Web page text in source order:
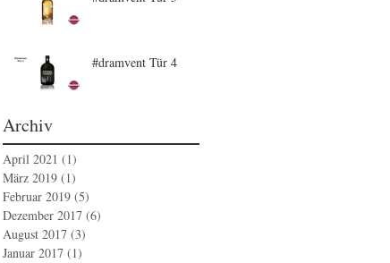
#dramvent Tür 4
Archiv
April 2021 (1)
März 2019 (1)
Februar 2019 (5)
Dezember 2017 (6)
August 2017 (3)
Januar 2017 (1)